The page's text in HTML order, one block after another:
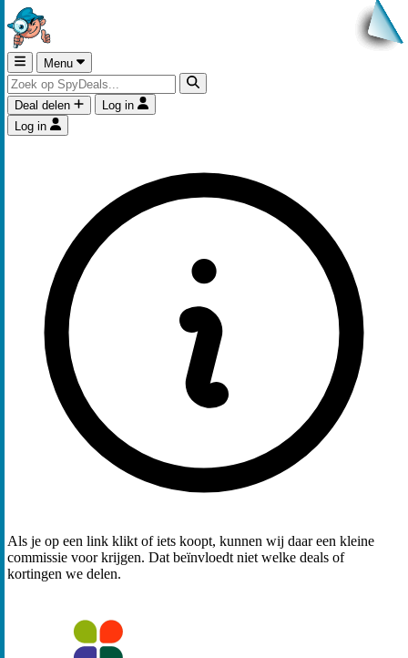
Menu
Deal delen
Log in
Log in
Als je op een link klikt of iets koopt, kunnen wij daar een kleine
commissie voor krijgen. Dat beïnvloedt niet welke deals of
kortingen we delen.